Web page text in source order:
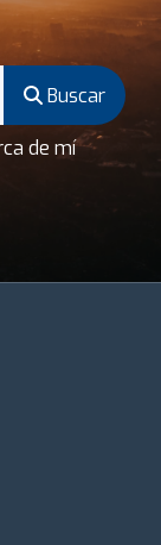
Buscar
de mí